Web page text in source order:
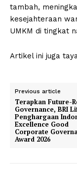
tambah,
kesejahteraan
UMKM di tingkat
Artikel ini juga
Previous article
Terapkan Future-
Governance, BRI
Penghargaan
Excellence Good
Corporate
Award 2026